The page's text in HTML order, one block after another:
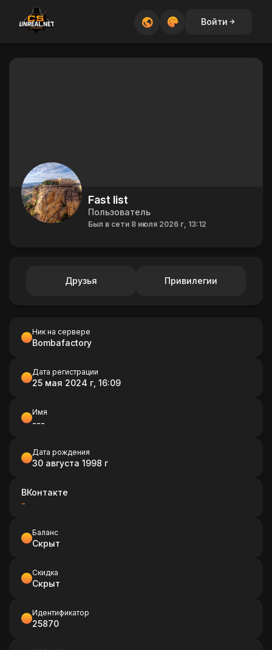
Войти
Fast list
Пользователь
Был в сети 8 июля 2026 г, 13:12
Друзья Привилегии
Ник на сервере
Bombafactory
Дата регистрации
25 мая 2024 г, 16:09
Имя
---
Дата рождения
30 августа 1998 г
ВКонтакте
-
Баланс
Скрыт
Скидка
Скрыт
Идентификатор
25870